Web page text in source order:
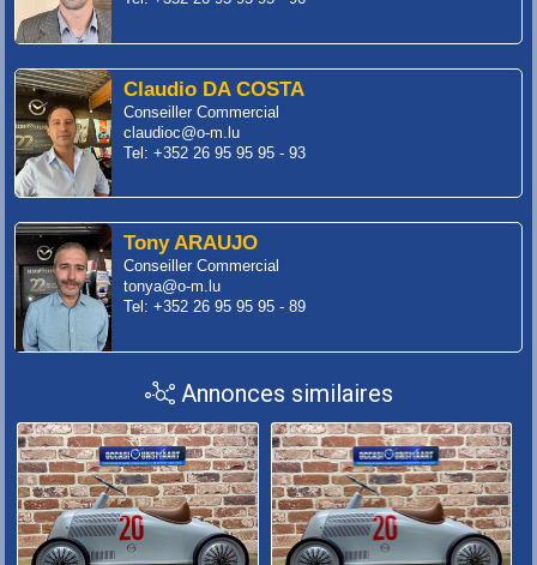
Claudio DA COSTA
Conseiller Commercial
claudioc@o-m.lu
Tel: +352 26 95 95 95 - 93
Tony ARAUJO
Conseiller Commercial
tonya@o-m.lu
Tel: +352 26 95 95 95 - 89
Annonces similaires